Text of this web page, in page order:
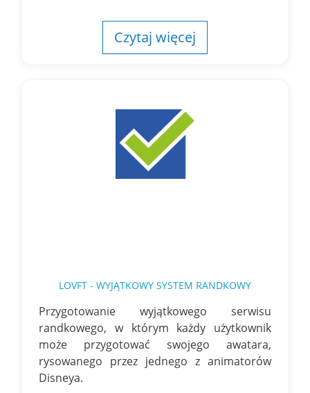
Czytaj więcej
LOVFT - WYJĄTKOWY SYSTEM RANDKOWY
Przygotowanie wyjątkowego serwisu
randkowego, w którym każdy użytkownik
może przygotować swojego awatara,
rysowanego przez jednego z animatorów
Disneya.